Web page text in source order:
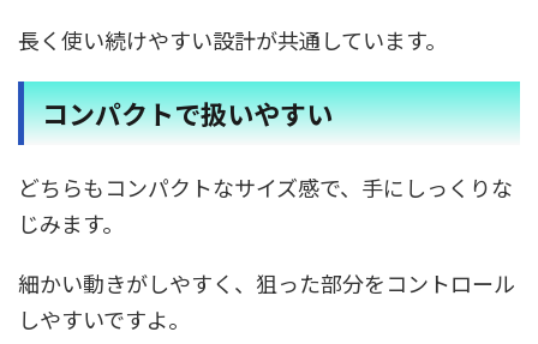
長く使い続けやすい設計が共通しています。
コンパクトで扱いやすい
どちらもコンパクトなサイズ感で、手にしっくりな
じみます。
細かい動きがしやすく、狙った部分をコントロール
しやすいですよ。